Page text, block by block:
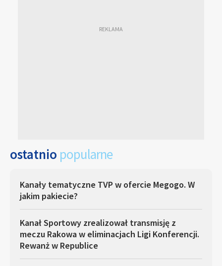
ostatnio popularne
Kanały tematyczne TVP w ofercie Megogo. W
jakim pakiecie?
Kanał Sportowy zrealizował transmisję z
meczu Rakowa w eliminacjach Ligi Konferencji.
Rewanż w Republice